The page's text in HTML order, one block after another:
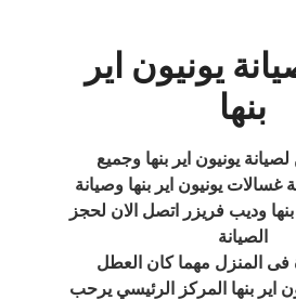
يونيون اير
بنها
يونيون اير بنها وجميع
يونيون اير بنها وصيانة
بنها وديب فريزر اتصل الان لحجز
الصيانة
فى المنزل مهما كان العطل
اير بنها المركز الرئيسي يرحب